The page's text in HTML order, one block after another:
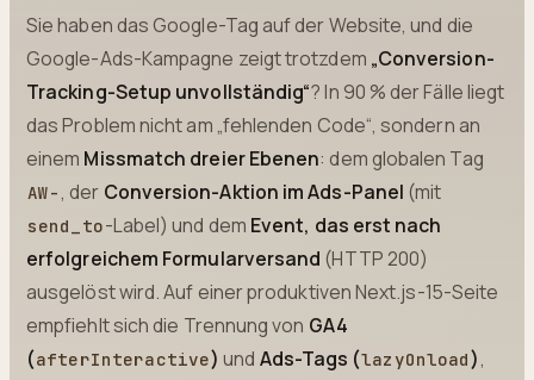
Sie haben das Google-Tag auf der Website, und die
Google-Ads-Kampagne zeigt trotzdem „Conversion-
Tracking-Setup unvollständig“? In 90 % der Fälle liegt
das Problem nicht am „fehlenden Code“, sondern an
einem Missmatch dreier Ebenen: dem globalen Tag
AW-, der Conversion-Aktion im Ads-Panel (mit
send_to-Label) und dem Event, das erst nach
erfolgreichem Formularversand (HTTP 200)
ausgelöst wird. Auf einer produktiven Next.js-15-Seite
empfiehlt sich die Trennung von GA4
(afterInteractive) und Ads-Tags (lazyOnload),